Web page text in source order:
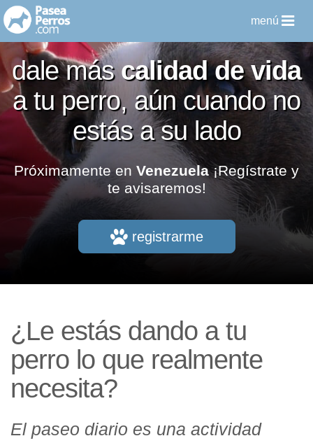
menú
dale máscalidad de vida
a tu perro, aún cuando no
estás a su lado
Próximamente en Venezuela¡Regístrate y
te avisaremos!
registrarme
¿Le estás dando a tu
perro lo que realmente
necesita?
El paseo diario es una actividad